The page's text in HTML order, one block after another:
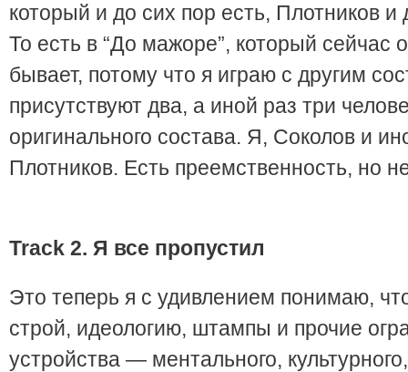
который и до сих пор есть, Плотников и
То есть в “До мажоре”, который сейчас
бывает, потому что я играю с другим
присутствуют два, а иной раз три
оригинального состава. Я, Соколов и
Плотников. Есть преемственность, но
Track 2. Я все пропустил
Это теперь я с удивлением понимаю,
строй, идеологию, штампы и прочие
устройства — ментального,